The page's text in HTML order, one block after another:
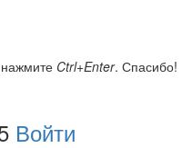
Ctrl+Enter. Спасибо!
Войти